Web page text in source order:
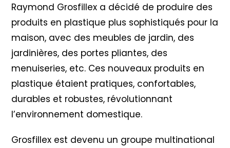
Raymond Grosfillex a décidé de produire des
produits en plastique plus sophistiqués pour la
maison, avec des meubles de jardin, des
jardinières, des portes pliantes, des
menuiseries, etc. Ces nouveaux produits en
plastique étaient pratiques, confortables,
durables et robustes, révolutionnant
l’environnement domestique.
Grosfillex est devenu un groupe multinational